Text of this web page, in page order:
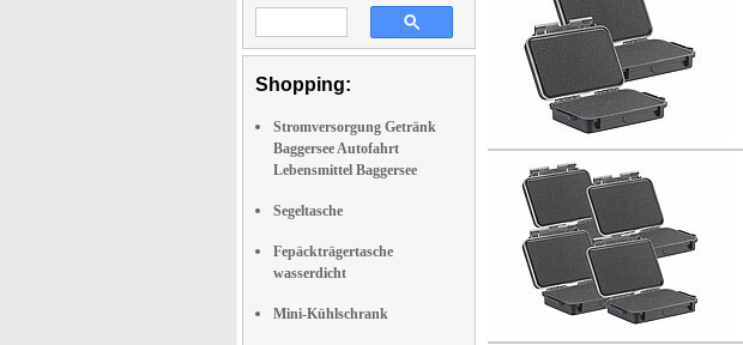
Shopping:
Stromversorgung Getränk
Baggersee Autofahrt
Lebensmittel Baggersee
Segeltasche
Fepäckträgertasche
wasserdicht
Mini-Kühlschrank